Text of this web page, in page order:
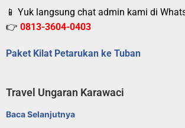
📱 Yuk langsung chat admin kami di
👉 0813-3604-0403
Paket Kilat Petarukan ke Tuban
Travel Ungaran Karawaci
Baca Selanjutnya